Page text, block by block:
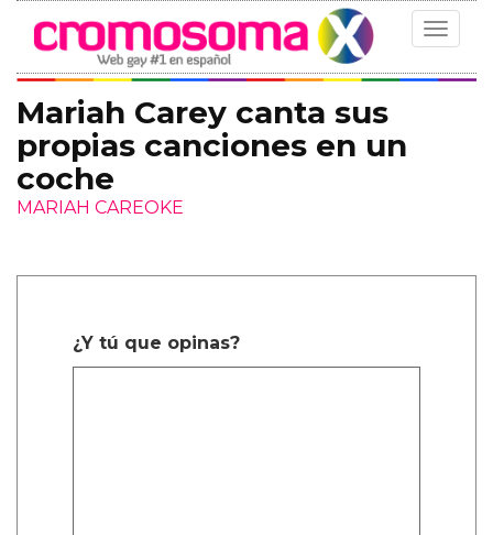
Toggle
Mariah Carey canta sus
propias canciones en un
coche
MARIAH CAREOKE
¿Y tú que opinas?